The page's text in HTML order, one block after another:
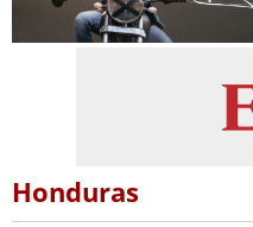
Honduras